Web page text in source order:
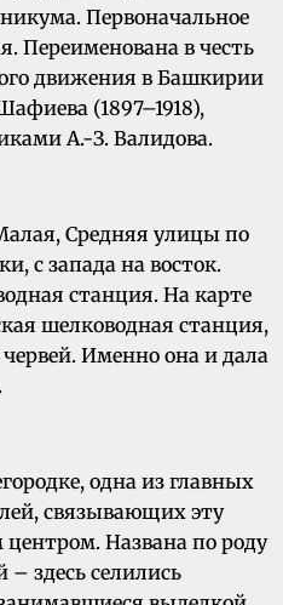
Первоначальное
Переименована в честь
движения в Башкирии
(1897–1918),
А.-З. Валидова.
Средняя улицы по
с запада на восток.
станция. На карте
шелководная станция,
Именно она и дала
одна из главных
связывающих эту
центром. Названа по роду
здесь селились